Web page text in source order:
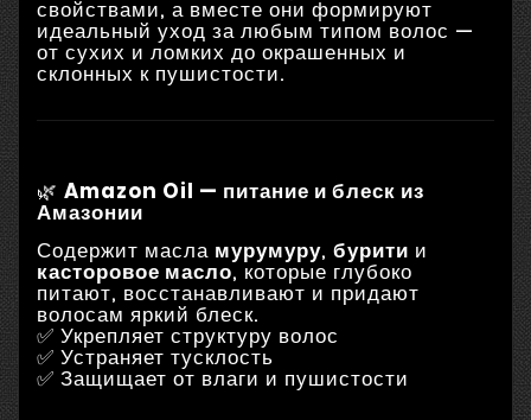
свойствами, а вместе они формируют
идеальный уход за любым типом волос —
от сухих и ломких до окрашенных и
склонных к пушистости.
🌿 Amazon Oil — питание и блеск из
Амазонии
Содержит масла мурумуру, бурити и
касторовое масло, которые глубоко
питают, восстанавливают и придают
волосам яркий блеск.
✅ Укрепляет структуру волос
✅ Устраняет тусклость
✅ Защищает от влаги и пушистости